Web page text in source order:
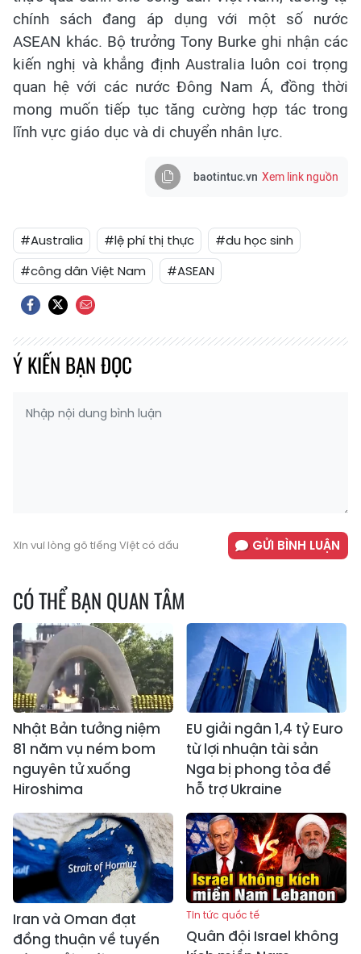
chính sách đang áp dụng với một số nước
ASEAN khác. Bộ trưởng Tony Burke ghi nhận các
kiến nghị và khẳng định Australia luôn coi trọng
quan hệ với các nước Đông Nam Á, đồng thời
mong muốn tiếp tục tăng cường hợp tác trong
lĩnh vực giáo dục và di chuyển nhân lực.
baotintuc.vn Xem link nguồn
#Australia #lệ phí thị thực
#du học sinh
#công dân Việt Nam
#ASEAN
Ý KIẾN BẠN ĐỌC
Xin vui lòng gõ tiếng Việt có dấu GỬI BÌNH LUẬN
CÓ THỂ BẠN QUAN TÂM
Nhật Bản tưởng niệm
81 năm vụ ném bom
nguyên tử xuống
Hiroshima
EU giải ngân 1,4 tỷ Euro
từ lợi nhuận tài sản
Nga bị phong tỏa để
hỗ trợ Ukraine
Iran và Oman đạt
đồng thuận về tuyến
Tin tức quốc tế
Quân đội Israel không